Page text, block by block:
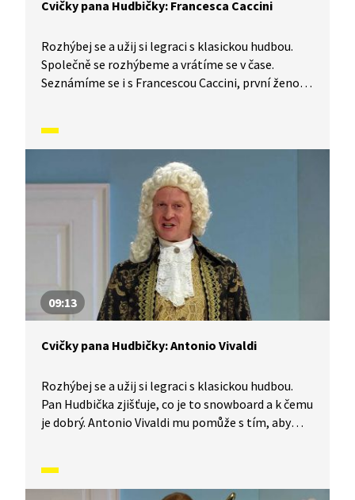
Cvičky pana Hudbičky: Francesca Caccini
Rozhýbej se a užij si legraci s klasickou hudbou.
Společně se rozhýbeme a vrátíme se v čase.
Seznámíme se i s Francescou Caccini, první ženou,
09:13
Cvičky pana Hudbičky: Antonio Vivaldi
Rozhýbej se a užij si legraci s klasickou hudbou.
Pan Hudbička zjišťuje, co je to snowboard a k čemu
je dobrý. Antonio Vivaldi mu pomůže s tím, aby